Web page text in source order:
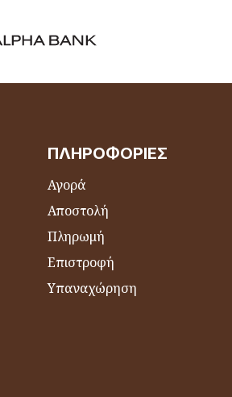
ΠΛΗΡΟΦΟΡΊΕΣ
Αγορά
Αποστολή
Πληρωμή
Επιστροφή
Υπαναχώρηση